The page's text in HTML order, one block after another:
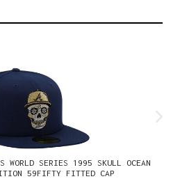
WORLD SERIES 1995 SKULL OCEAN
59FIFTY FITTED CAP